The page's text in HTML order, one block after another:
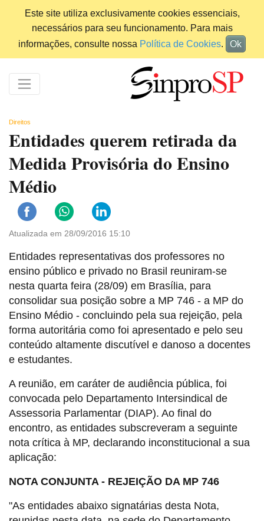
Este site utiliza exclusivamente cookies essenciais,
necessários para seu funcionamento. Para mais
informações, consulte nossa Política de Cookies. Ok
Direitos
Entidades querem retirada da
Medida Provisória do Ensino
Médio
Atualizada em 28/09/2016 15:10
Entidades representativas dos professores no
ensino público e privado no Brasil reuniram-se
nesta quarta feira (28/09) em Brasília, para
consolidar sua posição sobre a MP 746 - a MP do
Ensino Médio - concluindo pela sua rejeição, pela
forma autoritária como foi apresentado e pelo seu
conteúdo altamente discutível e danoso a docentes
e estudantes.
A reunião, em caráter de audiência pública, foi
convocada pelo Departamento Intersindical de
Assessoria Parlamentar (DIAP). Ao final do
encontro, as entidades subscreveram a seguinte
nota crítica à MP, declarando inconstitucional a sua
aplicação:
NOTA CONJUNTA - REJEIÇÃO DA MP 746
"As entidades abaixo signatárias desta Nota,